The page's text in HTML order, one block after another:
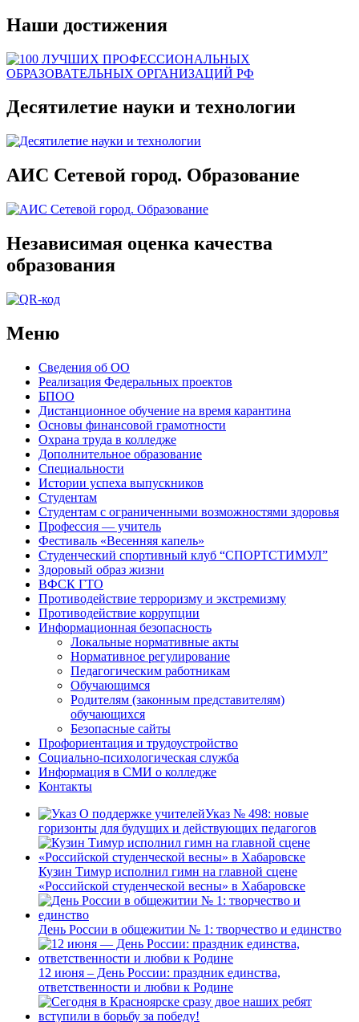
Наши достижения
Десятилетие науки и технологии
АИС Сетевой город. Образование
Независимая оценка качества
образования
Меню
Сведения об ОО
Реализация Федеральных проектов
БПОО
Дистанционное обучение на время карантина
Основы финансовой грамотности
Охрана труда в колледже
Дополнительное образование
Специальности
Истории успеха выпускников
Студентам
Студентам с ограниченными возможностями здоровья
Профессия — учитель
Фестиваль «Весенняя капель»
Студенческий спортивный клуб “СПОРТСТИМУЛ”
Здоровый образ жизни
ВФСК ГТО
Противодействие терроризму и экстремизму
Противодействие коррупции
Информационная безопасность
Локальные нормативные акты
Нормативное регулирование
Педагогическим работникам
Обучающимся
Родителям (законным представителям)
обучающихся
Безопасные сайты
Профориентация и трудоустройство
Социально-психологическая служба
Информация в СМИ о колледже
Контакты
Указ № 498: новые
горизонты для будущих и действующих педагогов
Кузин Тимур исполнил гимн на главной сцене
«Российской студенческой весны» в Хабаровске
День России в общежитии № 1: творчество и единство
12 июня – День России: праздник единства,
ответственности и любви к Родине